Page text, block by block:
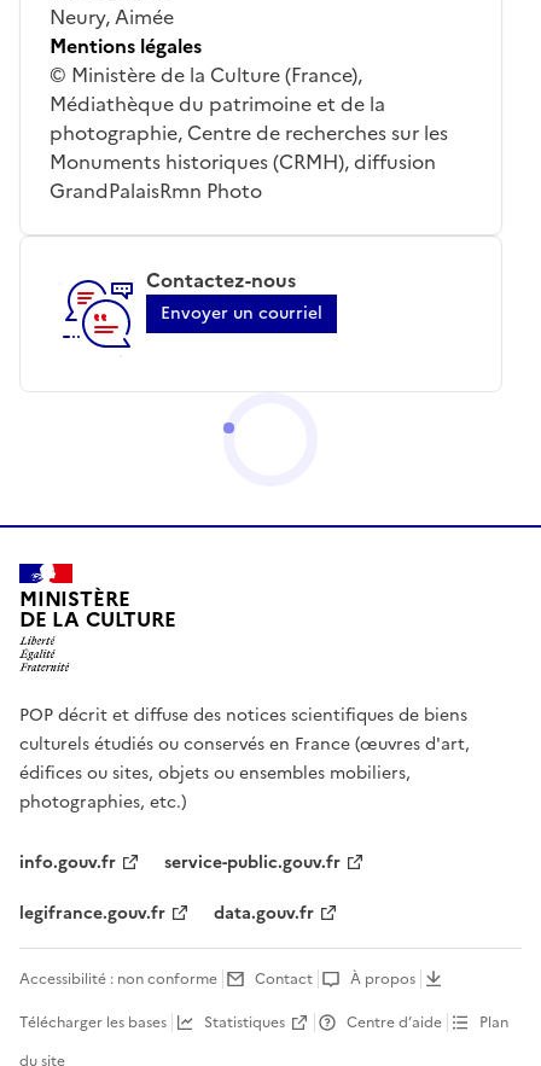
Neury, Aimée
Mentions légales
© Ministère de la Culture (France),
Médiathèque du patrimoine et de la
photographie, Centre de recherches sur les
Monuments historiques (CRMH), diffusion
GrandPalaisRmn Photo
Contactez-nous
Envoyer un courriel
MINISTÈRE
DE LA CULTURE
POP décrit et diffuse des notices scientifiques de biens
culturels étudiés ou conservés en France (œuvres d'art,
édifices ou sites, objets ou ensembles mobiliers,
photographies, etc.)
info.gouv.fr
service-public.gouv.fr
legifrance.gouv.fr
data.gouv.fr
Accessibilité : non conforme Contact
À propos
Télécharger les bases
Statistiques Centre d’aide
Plan
du site